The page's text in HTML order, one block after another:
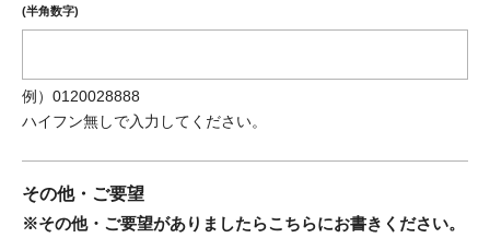
(半角数字)
例）0120028888
ハイフン無しで入力してください。
その他・ご要望
※その他・ご要望がありましたらこちらにお書きください。